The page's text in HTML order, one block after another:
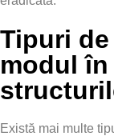
Tipuri
modul în
Există mai multe